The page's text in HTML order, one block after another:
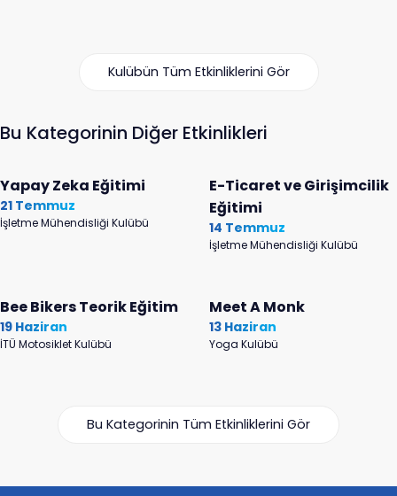
Kulübün Tüm Etkinliklerini Gör
Bu Kategorinin Diğer Etkinlikleri
Yapay Zeka Eğitimi
21 Temmuz
İşletme Mühendisliği Kulübü
E-Ticaret ve Girişimcilik
Eğitimi
14 Temmuz
İşletme Mühendisliği Kulübü
Bee Bikers Teorik Eğitim
19 Haziran
İTÜ Motosiklet Kulübü
Meet A Monk
13 Haziran
Yoga Kulübü
Bu Kategorinin Tüm Etkinliklerini Gör